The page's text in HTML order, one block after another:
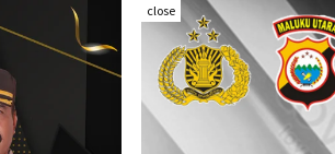
close